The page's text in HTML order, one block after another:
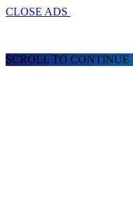
CLOSE ADS
SCROLL TO